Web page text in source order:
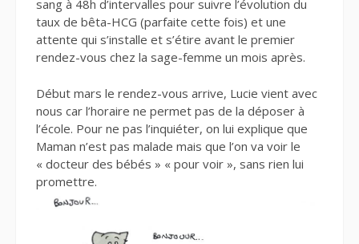
sang à 48h d’intervalles pour suivre l’évolution du
taux de bêta-HCG (parfaite cette fois) et une
attente qui s’installe et s’étire avant le premier
rendez-vous chez la sage-femme un mois après.
Début mars le rendez-vous arrive, Lucie vient avec
nous car l’horaire ne permet pas de la déposer à
l’école. Pour ne pas l’inquiéter, on lui explique que
Maman n’est pas malade mais que l’on va voir le
« docteur des bébés » « pour voir », sans rien lui
promettre.